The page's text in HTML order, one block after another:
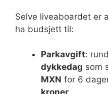
Selve liveaboardet er
ha budsjett til:
Parkavgift:
dykkedag som
MXN for 6
kroner